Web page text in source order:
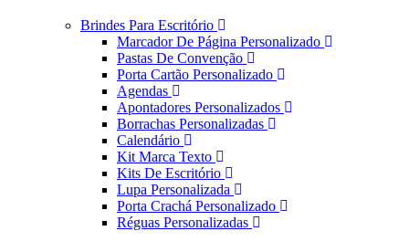
Brindes Para Escritório
Marcador De Página Personalizado
Pastas De Convenção
Porta Cartão Personalizado
Agendas
Apontadores Personalizados
Borrachas Personalizadas
Calendário
Kit Marca Texto
Kits De Escritório
Lupa Personalizada
Porta Crachá Personalizado
Réguas Personalizadas